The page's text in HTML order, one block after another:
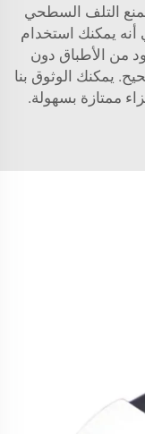
التلف السطحي
يمكنك استخدام
من الأطباق دون
يمكنك الوثوق بنا
ممتازة بسهولة.